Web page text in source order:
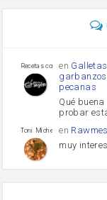
Recetas con sazon
en
pecanas
Qué
probar
Toni Michel Caubet
en
muy
enLasaña